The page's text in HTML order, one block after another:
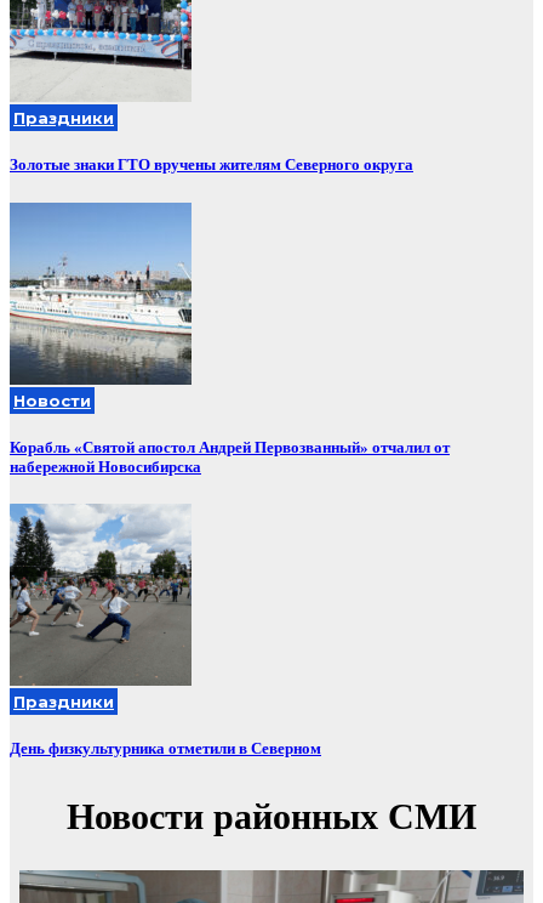
Праздники
Золотые знаки ГТО вручены жителям Северного округа
Новости
Корабль «Святой апостол Андрей Первозванный» отчалил от
набережной Новосибирска
Праздники
День физкультурника отметили в Северном